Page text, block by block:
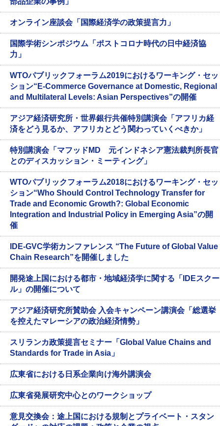
オンライン座談会「国際経済学の政策提言力」
国際学術シンポジウム「ポストコロナ時代の日中経済協
力」
WTOパブリックフォーラム2019におけるワーキング・セッ
ション“E-Commerce Governance at Domestic, Regional
and Multilateral Levels: Asian Perspectives”の開催
アジア経済研究所・世界銀行共催特別講演会「アフリカ経
済をどう見るか、アフリカとどう関わっていくべきか」
特別講演会「マフッドMD 元インドネシア憲法裁判所長官
とのディスカッション・ミーティング」
WTOパブリックフォーラム2018におけるワーキング・セッ
ション“Who Should Control Technology Transfer for
Trade and Economic Growth?: Global Economic
Integration and Industrial Policy in Emerging Asia”の開
催
IDE-GVC学術カンファレンス “The Future of Global Value
Chain Research”を開催しました
開発途上国における都市・地域経済学に関する「IDEスクー
ル」の開催について
アジア経済研究所賛助会 入会キャンペーン講演会「総選挙
を控えたマレーシアの政治経済情勢」
スリランカ政策提言セミナー「Global Value Chains and
Standards for Trade in Asia」
広東省における日系企業向け海外講演会
広東省発展研究中心とのワークショップ
意見交換会：途上国における規制とプライベート・スタン